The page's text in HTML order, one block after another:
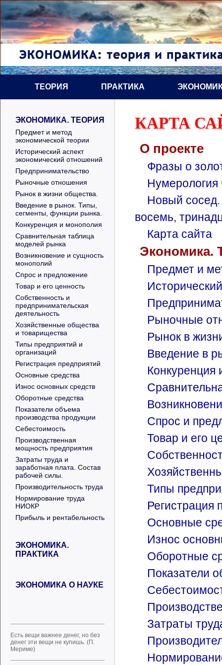
ТЕОРИЯ ПРАКТИКА
ЭКОНОМИКА. ТЕОРИЯ
Предмет и метод
экономической теории
Исторический аспект
экономический отношений
Предпринимательство
Рыночные отношения
Рынок в жизни общества.
Введение в рынок. Типы,
сегменты, функции рынка.
Конкуренция и монополия
Сравнительная таблица
моделей рынка
Возникновение и сущность
монополий
Спрос и предложение
Товар и его ценность
Собственность и
предпринимательская
деятельность
Хозяйственные общества
и товарищества
Типы предприятий и
организаций
Регистрация предприятий
Основные средства
Износ основных средств
Оборотные средства
Показатели объема
производства продукции
Себестоимость
Производственная
мощность предприятия
Затраты труда и
заработная плата. Состав
рабочей силы.
Производительность труда
Нормирование труда
НИОКР
Прибыль и рентабельность
ЭКОНОМИКА.
ПРАКТИКА
ЭКОНОМИКА О НАУКЕ
Есть вещи важнее денег, но без
денег эти вещи не купишь. (П.
Мериме)
КАРТА
О проекте
Фразы о
Нумерология
Новый сосед.
восемь,
Карта сайта
Экономика.
Предмет и
Рыночные
Рынок в
Введение в
Конкуренция
Спрос и
Товар и его
Типы
Регистрация
Основные
Износ
Оборотные
Показатели
Затраты